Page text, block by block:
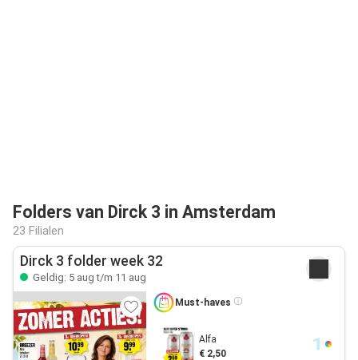
Folders van Dirck 3 in Amsterdam
23 Filialen
Dirck 3 folder week 32
Geldig: 5 aug t/m 11 aug
Must-haves
Alfa
€ 2,50